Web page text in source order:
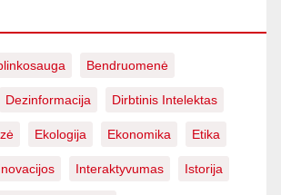
Bendruomenė
Dezinformacija Dirbtinis Intelektas
Ekologija Ekonomika Etika
Interaktyvumas Istorija